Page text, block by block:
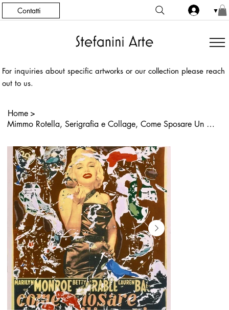
Contatti ▼
For inquiries about specific artworks or our collection please reach
out to us.
Home >
Mimmo Rotella, Serigrafia e Collage, Come Sposare Un Milionario